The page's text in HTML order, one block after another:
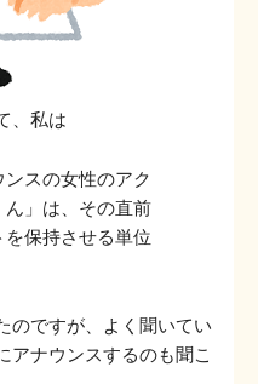
、私は
スの女性のアク
」は、その直前
保持させる単位
のですが、よく聞いてい
アナウンスするのも聞こ